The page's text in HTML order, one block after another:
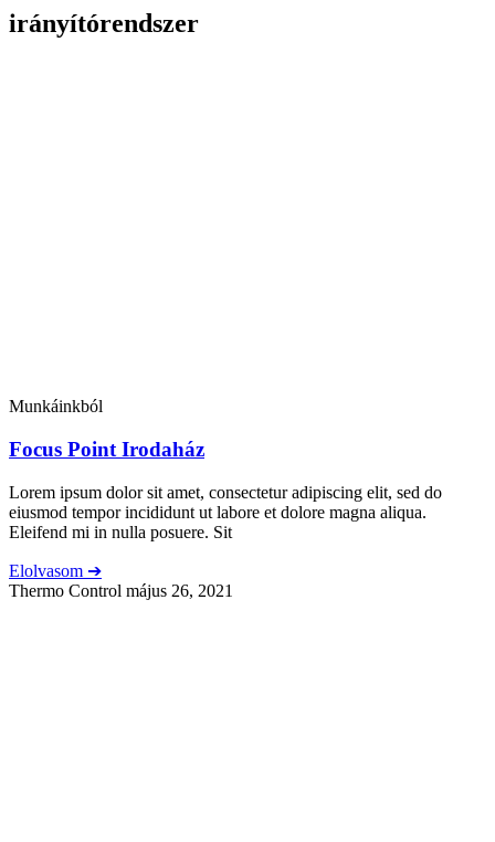
irányítórendszer
Munkáinkból
Focus Point Irodaház
Lorem ipsum dolor sit amet, consectetur adipiscing elit, sed do
eiusmod tempor incididunt ut labore et dolore magna aliqua.
Eleifend mi in nulla posuere. Sit
Elolvasom ➔
Thermo Control május 26, 2021